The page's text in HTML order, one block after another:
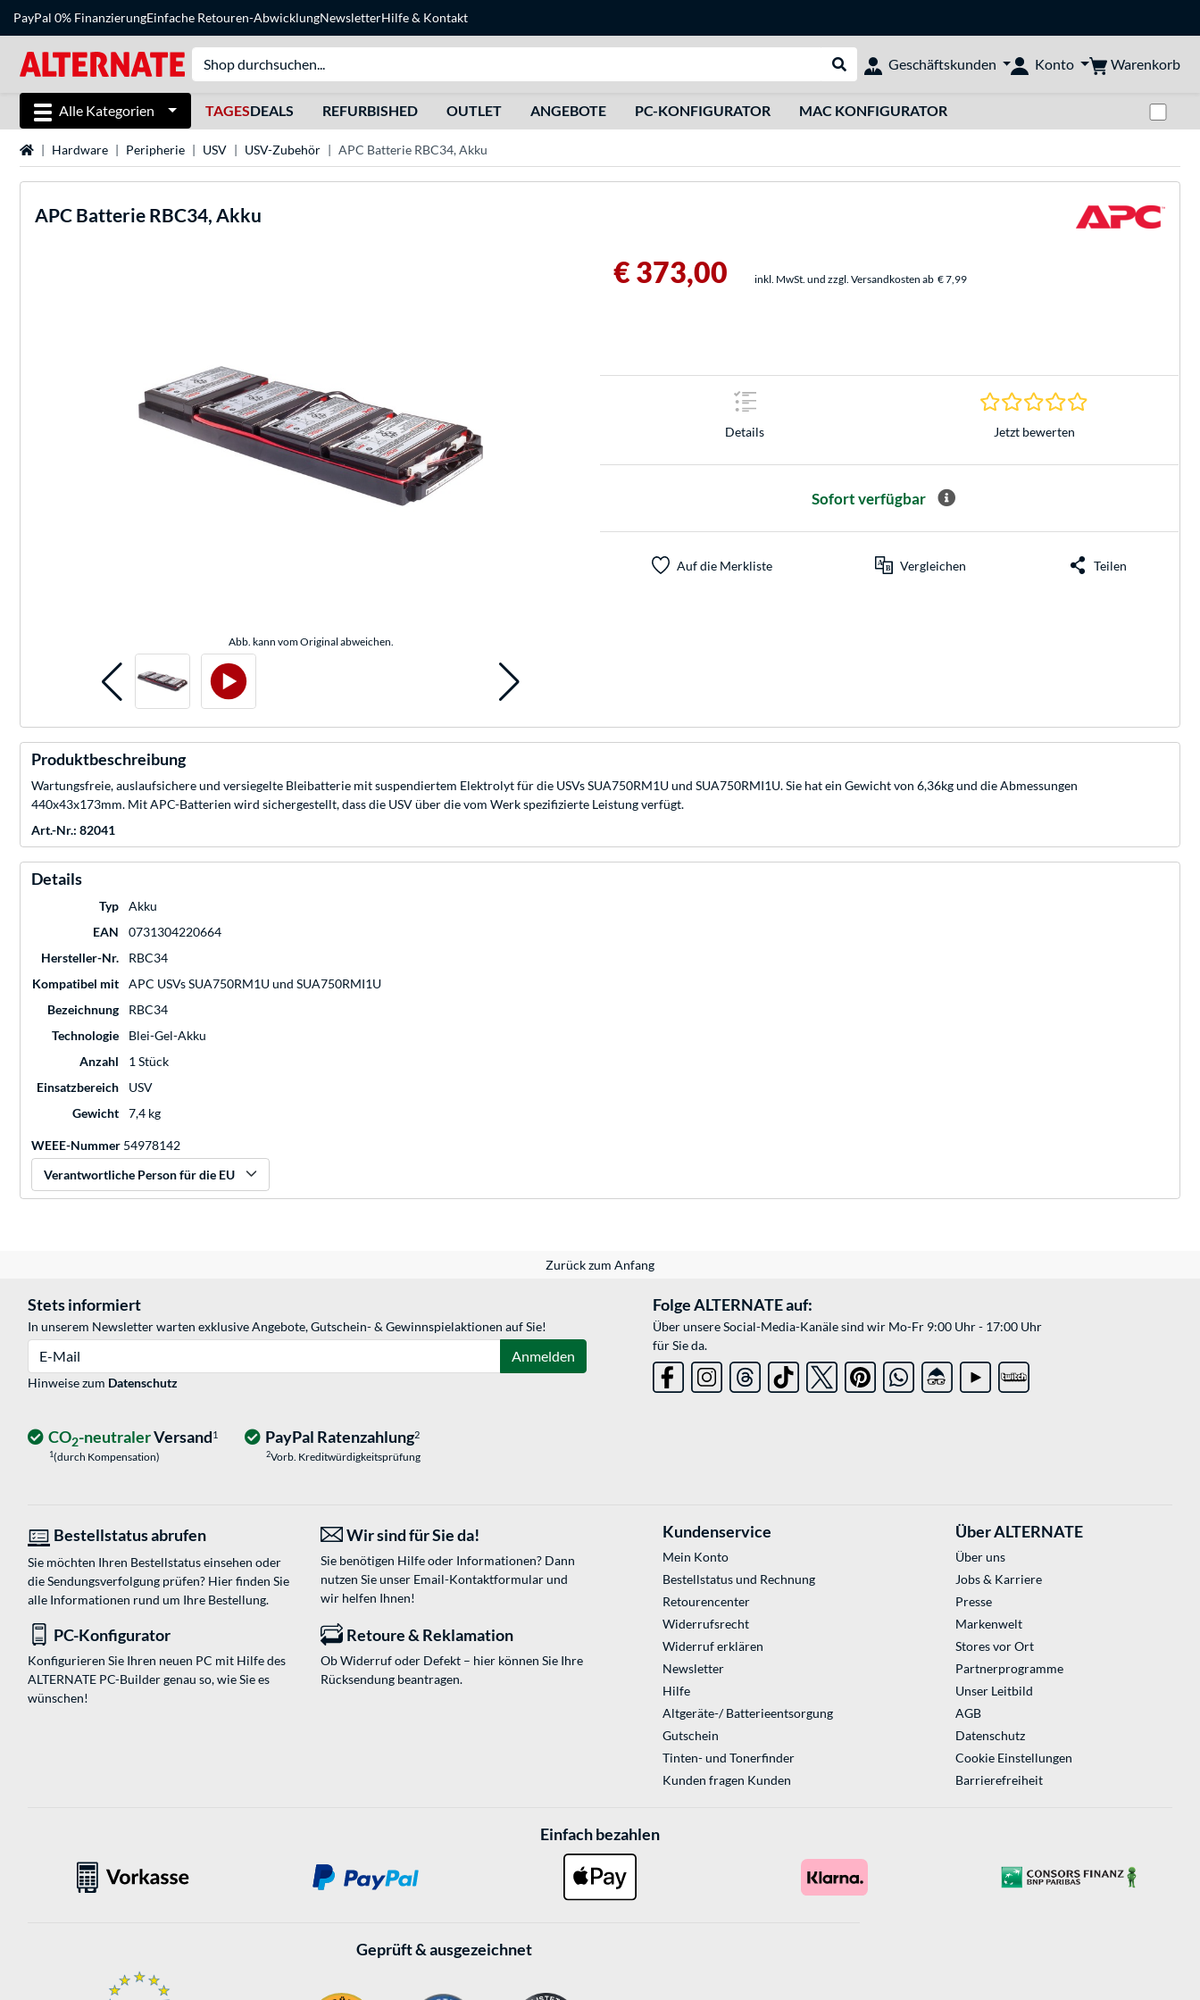
PayPal 0% FinanzierungEinfache Retouren-AbwicklungNewsletterHilfe& Kontakt
Suche durchführen
Geschäftskunden Konto Warenkorb
Alle Kategorien TAGESDEALS REFURBISHED OUTLET ANGEBOTE PC-KONFIGURATOR MAC KONFIGURATOR
StartseiteHardware Peripherie USV USV-Zubehör APC Batterie RBC34, Akku
APC Batterie RBC34, Akku
Abb. kann vom Original abweichen.
€ 373,00 inkl. MwSt. und zzgl. Versandkosten ab € 7,99
Details
0.0 Sterne bei 0
Jetzt bewerten
Sofort verfügbar
Auf die Merkliste Vergleichen Teilen
Produktbeschreibung
Wartungsfreie, auslaufsichere und versiegelte Bleibatterie mit suspendiertem Elektrolyt für die USVs SUA750RM1U und SUA750RMI1U. Sie hat ein Gewicht von 6,36kg und die Abmessungen
440x43x173mm. Mit APC-Batterien wird sichergestellt, dass die USV über die vom Werk spezifizierte Leistung verfügt.
Art.-Nr.: 82041
Details
Typ
Akku
EAN
0731304220664
Hersteller-Nr.
RBC34
Kompatibel mit
APC USVs SUA750RM1U und SUA750RMI1U
Bezeichnung
RBC34
Technologie
Blei-Gel-Akku
Anzahl
1 Stück
Einsatzbereich
USV
Gewicht
7,4 kg
WEEE-Nummer 54978142
Verantwortliche Person für die EU
Zurück zum Anfang
Stets informiert
In unserem Newsletter warten exklusive Angebote, Gutschein- & Gewinnspielaktionen auf Sie!
Anmelden
Hinweise zum Datenschutz
Folge ALTERNATE auf:
Über unsere Social-Media-Kanäle sind wir Mo-Fr 9:00 Uhr - 17:00 Uhr
für Sie da.
CO2-neutralerVersand1
1(durch Kompensation)
PayPal Ratenzahlung2
2Vorb. Kreditwürdigkeitsprüfung
Bestellstatus abrufen
Sie möchten Ihren Bestellstatus einsehen oder
die Sendungsverfolgung prüfen? Hier finden Sie
alle Informationen rund um Ihre Bestellung.
Wir sind für Sie da!
Sie benötigen Hilfe oder Informationen? Dann
nutzen Sie unser Email-Kontaktformularund
wir helfen Ihnen!
PC-Konfigurator
Konfigurieren Sie Ihren neuen PC mit Hilfe des
ALTERNATE PC-Builder genau so, wie Sie es
wünschen!
Retoure & Reklamation
Ob Widerruf oder Defekt – hier können Sie Ihre
Rücksendung beantragen.
Kundenservice
Mein Konto
Bestellstatus und Rechnung
Retourencenter
Widerrufsrecht
Widerruf erklären
Newsletter
Hilfe
Altgeräte-/ Batterieentsorgung
Gutschein
Tinten- und Tonerfinder
Kunden fragen Kunden
Über ALTERNATE
Über uns
Jobs & Karriere
Presse
Markenwelt
Stores vor Ort
Partnerprogramme
Unser Leitbild
AGB
Datenschutz
Cookie Einstellungen
Barrierefreiheit
Einfach bezahlen
Geprüft & ausgezeichnet